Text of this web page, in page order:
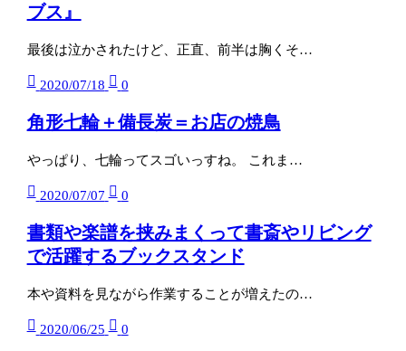
ブス』
最後は泣かされたけど、正直、前半は胸くそ…
2020/07/18 0
角形七輪＋備長炭＝お店の焼鳥
やっぱり、七輪ってスゴいっすね。 これま…
2020/07/07 0
書類や楽譜を挟みまくって書斎やリビング
で活躍するブックスタンド
本や資料を見ながら作業することが増えたの…
2020/06/25 0